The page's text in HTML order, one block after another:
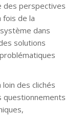
des perspectives
fois de la
dans
solutions
des clichés
questionnements